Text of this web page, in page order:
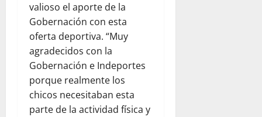
valioso el aporte de la
Gobernación con esta
oferta deportiva. “Muy
agradecidos con la
Gobernación e Indeportes
porque realmente los
chicos necesitaban esta
parte de la actividad física y